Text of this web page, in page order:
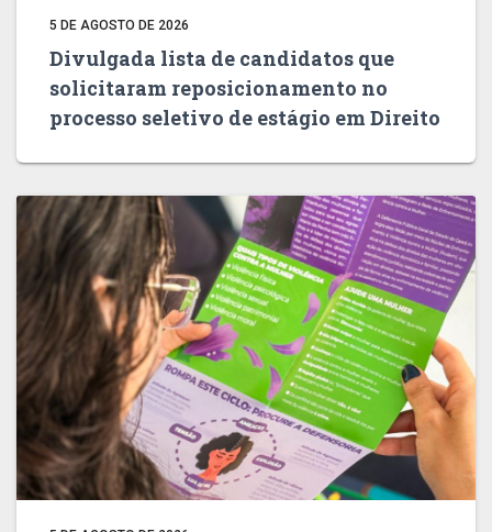
5 DE AGOSTO DE 2026
Divulgada lista de candidatos que
solicitaram reposicionamento no
processo seletivo de estágio em Direito